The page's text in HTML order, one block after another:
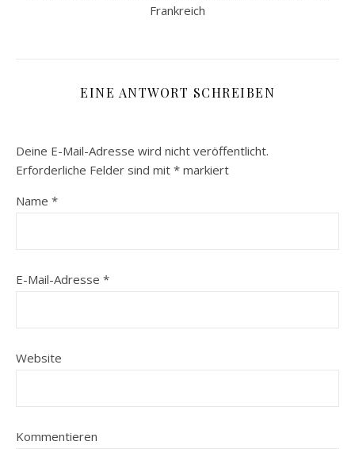
Frankreich
EINE ANTWORT SCHREIBEN
Deine E-Mail-Adresse wird nicht veröffentlicht.
Erforderliche Felder sind mit * markiert
Name *
E-Mail-Adresse *
Website
Kommentieren